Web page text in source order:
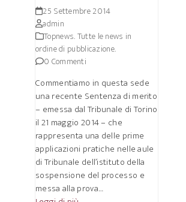
25 Settembre 2014
admin
Topnews. Tutte le news in
ordine di pubblicazione.
0 Commenti
Commentiamo in questa sede
una recente Sentenza di merito
– emessa dal Tribunale di Torino
il 21 maggio 2014 – che
rappresenta una delle prime
applicazioni pratiche nelle aule
di Tribunale dell’istituto della
sospensione del processo e
messa alla prova…